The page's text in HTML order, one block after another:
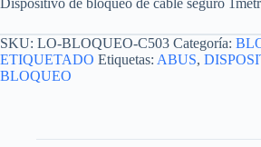
SKU: LO-BLOQUEO-C503 Categoría:
ETIQUETADO Etiquetas: ABUS,
BLOQUEO